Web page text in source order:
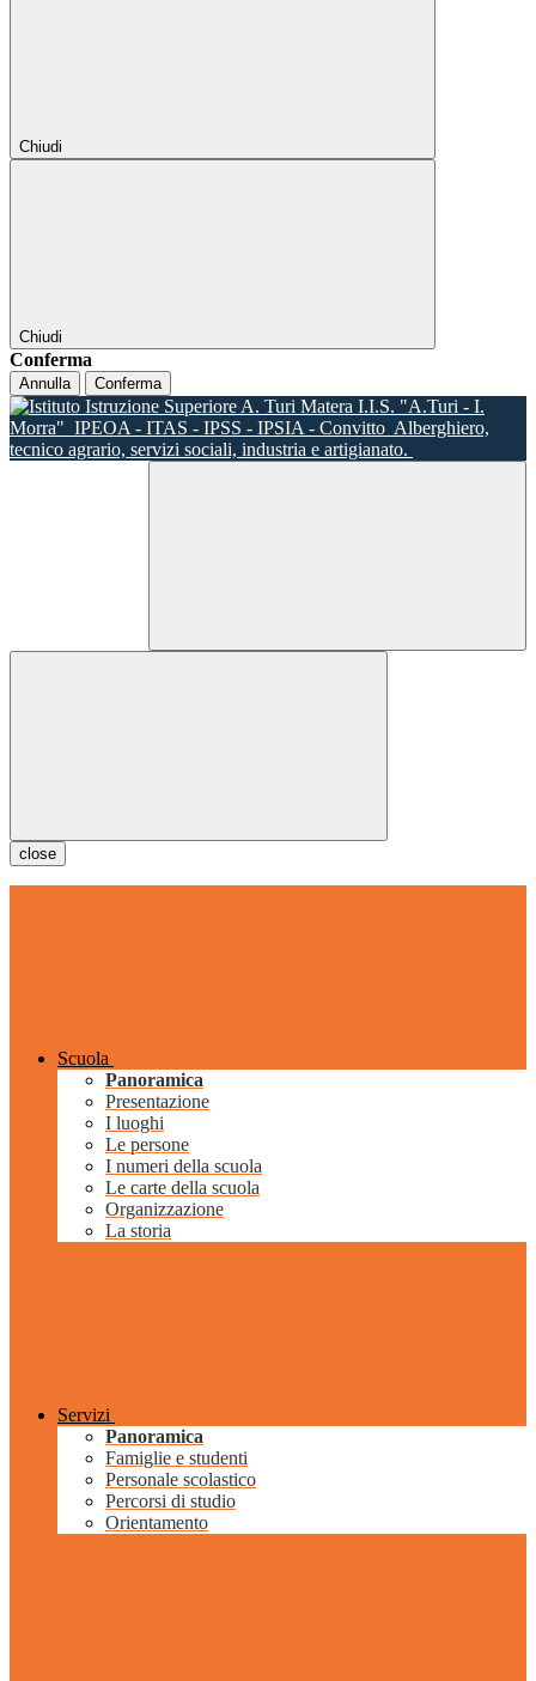
Chiudi
Chiudi
Conferma
Annulla Conferma
I.I.S. "A.Turi - I.
Morra" IPEOA - ITAS - IPSS - IPSIA - Convitto Alberghiero,
tecnico agrario, servizi sociali, industria e artigianato.
close
Scuola
Panoramica
Presentazione
I luoghi
Le persone
I numeri della scuola
Le carte della scuola
Organizzazione
La storia
Servizi
Panoramica
Famiglie e studenti
Personale scolastico
Percorsi di studio
Orientamento